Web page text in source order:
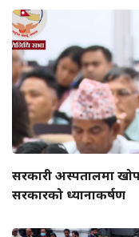
सरकारी अस्पतालमा
सरकारको ध्यानाकर्षण